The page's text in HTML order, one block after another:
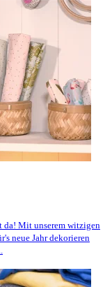
da! Mit unserem witzigen
neue Jahr dekorieren